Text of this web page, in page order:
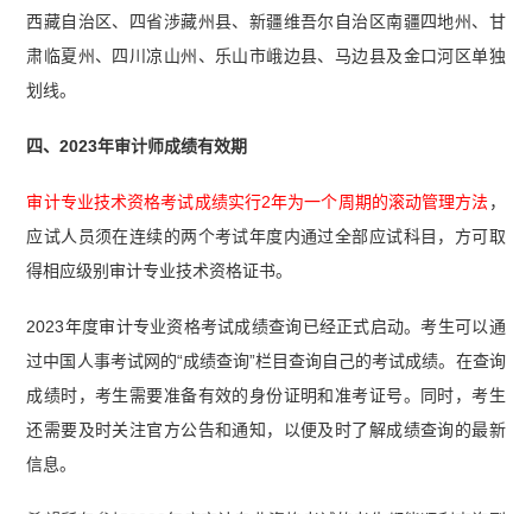
西藏自治区、四省涉藏州县、新疆维吾尔自治区南疆四地州、甘
肃临夏州、四川凉山州、乐山市峨边县、马边县及金口河区单独
划线。
四、2023年审计师成绩有效期
审计专业技术资格考试成绩实行2年为一个周期的滚动管理方法，
应试人员须在连续的两个考试年度内通过全部应试科目，方可取
得相应级别审计专业技术资格证书。
2023年度审计专业资格考试成绩查询已经正式启动。考生可以通
过中国人事考试网的“成绩查询”栏目查询自己的考试成绩。在查询
成绩时，考生需要准备有效的身份证明和准考证号。同时，考生
还需要及时关注官方公告和通知，以便及时了解成绩查询的最新
信息。